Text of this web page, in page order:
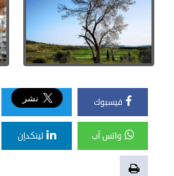
فيسبوك
واتس آب لينكدإن